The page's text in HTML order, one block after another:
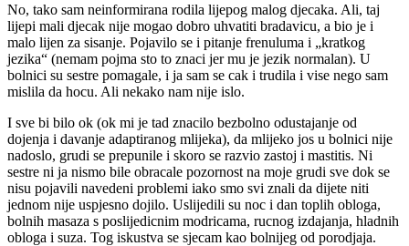
No, tako sam neinformirana rodila lijepog malog djecaka. Ali, taj
lijepi mali djecak nije mogao dobro uhvatiti bradavicu, a bio je i
malo lijen za sisanje. Pojavilo se i pitanje frenuluma i „kratkog
jezika“ (nemam pojma sto to znaci jer mu je jezik normalan). U
bolnici su sestre pomagale, i ja sam se cak i trudila i vise nego sam
mislila da hocu. Ali nekako nam nije islo.
I sve bi bilo ok (ok mi je tad znacilo bezbolno odustajanje od
dojenja i davanje adaptiranog mlijeka), da mlijeko jos u bolnici nije
nadoslo, grudi se prepunile i skoro se razvio zastoj i mastitis. Ni
sestre ni ja nismo bile obracale pozornost na moje grudi sve dok se
nisu pojavili navedeni problemi iako smo svi znali da dijete niti
jednom nije uspjesno dojilo. Uslijedili su noc i dan toplih obloga,
bolnih masaza s poslijedicnim modricama, rucnog izdajanja, hladnih
obloga i suza. Tog iskustva se sjecam kao bolnijeg od porodjaja.